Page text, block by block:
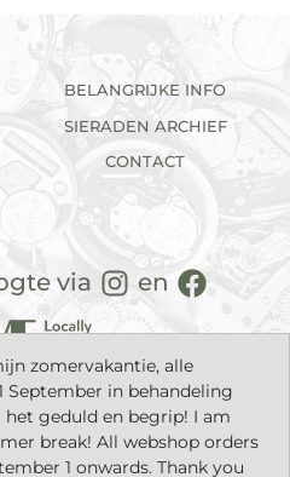
BELANGRIJKE INFO
SIERADEN ARCHIEF
CONTACT
via en
sieraden met een tijdloos
zomervakantie, alle
September in behandeling
geduld en begrip! I am
break! All webshop orders
1 onwards. Thank you